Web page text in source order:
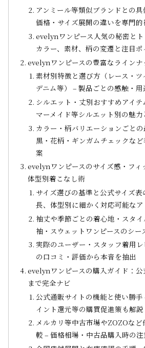
アンミール等類似ブランドとの具
価格・サイズ展開の違いを専門
evelynワンピース人気の秘密と
カラー、素材、柄の変遷と注目
evelynワンピースの豊富なライン
素材別特徴と選び方（レース・ツ
デニム等） – 製品ごとの感触・
シルエット・丈別おすすめアイテ
マーメイド等シルエット別の魅
カラー・柄バリエーションごとの
黒・花柄・ギンガムチェックな
案
evelynワンピースのサイズ感・フィ
体型別着こなし術
サイズ選びの基準と公式サイズ
長、体型別に細かく対応可能なア
袖丈や季節ごとの着心地・スタ
袖・スウェットワンピースのシー
実際のユーザー・スタッフ着用
の口コミ・評価から本音を抽出
evelynワンピースの購入ガイド：
まで完全ナビ
公式通販サイトの機能と使い勝
イント還元等の購買促進策も解説
メルカリ等中古市場やZOZOな
較 – 価格相場・中古品購入時の